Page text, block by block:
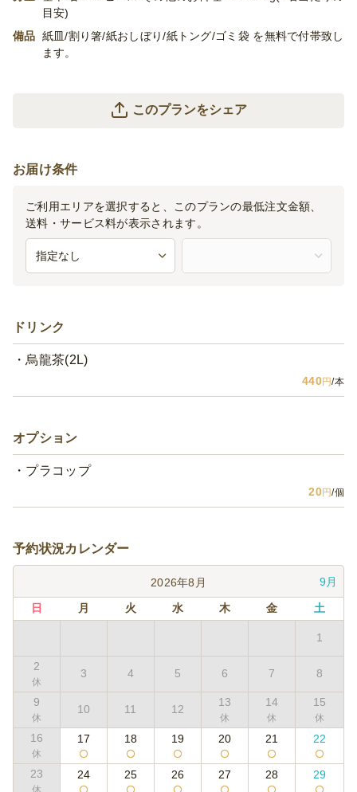
目安)
備品 紙皿/割り箸/紙おしぼり/紙トング/ゴミ袋 を無料で付帯致し
ます。
このプランをシェア
お届け条件
ご利用エリアを選択すると、このプランの最低注文金額、
送料・サービス料が表示されます。
ドリンク
烏龍茶(2L)
440円/本
オプション
プラコップ
20円/個
予約状況カレンダー
2026年8月 9月
日 月 火 水 木 金 土
1
2
3 4 5 6 7 8
9
10 11 12
13 14 15
16 17 18 19 20 21 22
23 24 25 26 27 28 29